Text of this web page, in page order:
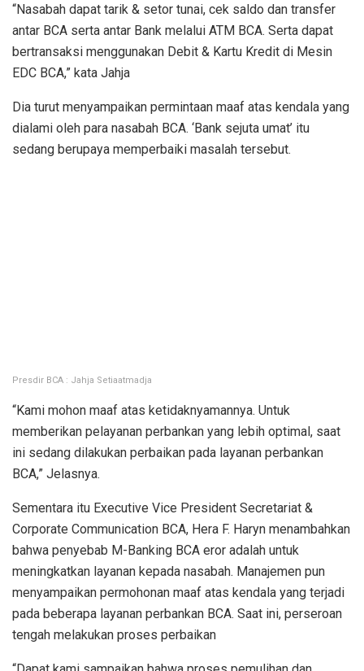
“Nasabah dapat tarik & setor tunai, cek saldo dan transfer
antar BCA serta antar Bank melalui ATM BCA. Serta dapat
bertransaksi menggunakan Debit & Kartu Kredit di Mesin
EDC BCA,” kata Jahja
Dia turut menyampaikan permintaan maaf atas kendala yang
dialami oleh para nasabah BCA. ‘Bank sejuta umat’ itu
sedang berupaya memperbaiki masalah tersebut.
Presdir BCA : Jahja Setiaatmadja
“Kami mohon maaf atas ketidaknyamannya. Untuk
memberikan pelayanan perbankan yang lebih optimal, saat
ini sedang dilakukan perbaikan pada layanan perbankan
BCA,” Jelasnya.
Sementara itu Executive Vice President Secretariat &
Corporate Communication BCA, Hera F. Haryn menambahkan
bahwa penyebab M-Banking BCA eror adalah untuk
meningkatkan layanan kepada nasabah. Manajemen pun
menyampaikan permohonan maaf atas kendala yang terjadi
pada beberapa layanan perbankan BCA. Saat ini, perseroan
tengah melakukan proses perbaikan